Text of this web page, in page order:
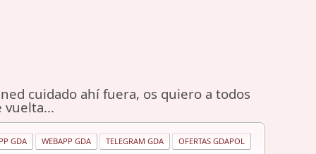
cuidado ahí fuera, os quiero a todos
vuelta...
GDA WEBAPP GDA TELEGRAM GDA OFERTAS GDAPOL